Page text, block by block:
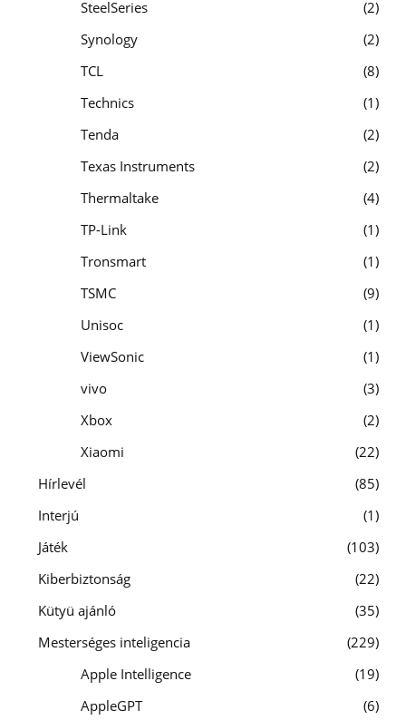
SteelSeries
2
Synology
2
TCL
8
Technics
1
Tenda
2
Texas Instruments
2
Thermaltake
4
TP-Link
1
Tronsmart
1
TSMC
9
Unisoc
1
ViewSonic
1
vivo
3
Xbox
2
Xiaomi
22
Hírlevél
85
Interjú
1
Játék
103
Kiberbiztonság
22
Kütyü ajánló
35
Mesterséges inteligencia
229
Apple Intelligence
19
AppleGPT
6